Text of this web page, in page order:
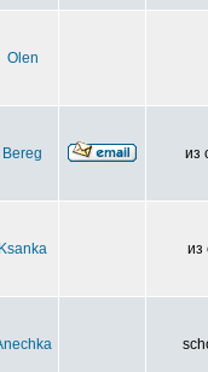
Olen
Bereg из
Ksanka из